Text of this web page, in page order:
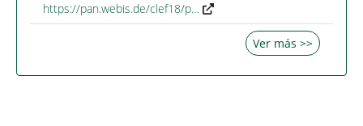
https://pan.webis.de/clef18/p…
Ver más >>